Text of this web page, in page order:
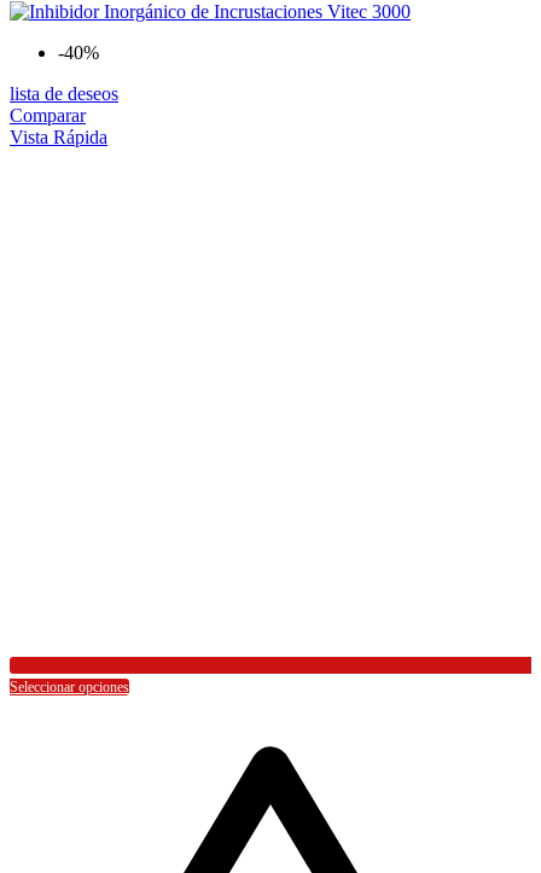
-40%
lista de deseos
Comparar
Vista Rápida
Seleccionar opciones